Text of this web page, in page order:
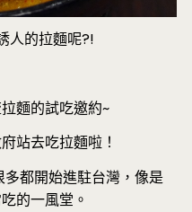
人的拉麵呢?!
麵的試吃邀約~
站去吃拉麵啦！
都開始進駐台灣，像是
的一風堂。